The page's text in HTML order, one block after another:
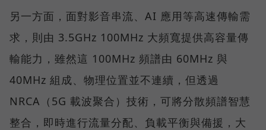
另一方面，面對影音串流、AI 應用等高速傳輸需
求，則由 3.5GHz 100MHz 大頻寬提供高容量傳
輸能力，雖然這 100MHz 頻譜由 60MHz 與
40MHz 組成、物理位置並不連續，但透過
NRCA（5G 載波聚合）技術，可將分散頻譜智慧
整合，即時進行流量分配、負載平衡與備援，大